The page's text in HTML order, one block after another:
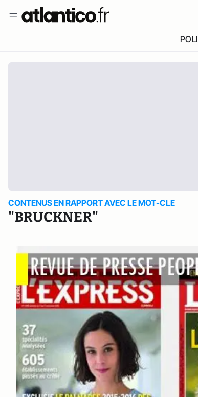
CONTENUS EN RAPPORT AVEC LE MOT-CLE
"BRUCKNER"